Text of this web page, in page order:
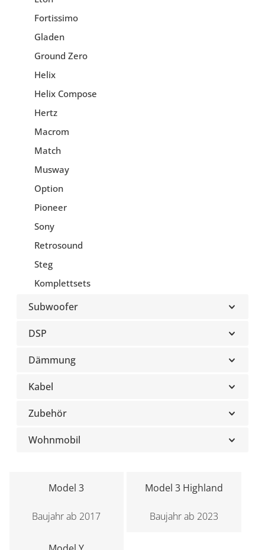
Fortissimo
Gladen
Ground Zero
Helix
Helix Compose
Hertz
Macrom
Match
Musway
Option
Pioneer
Sony
Retrosound
Steg
Komplettsets
Subwoofer
DSP
Dämmung
Kabel
Zubehör
Wohnmobil
Model 3
Baujahr ab 2017
Model 3 Highland
Baujahr ab 2023